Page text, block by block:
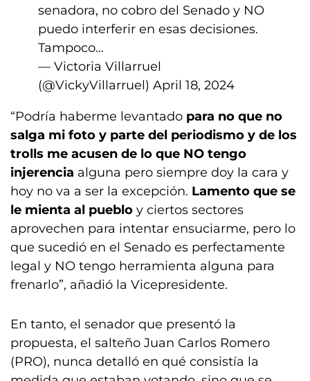
senadora, no cobro del Senado y NO
puedo interferir en esas decisiones.
Tampoco…
— Victoria Villarruel
(@VickyVillarruel) April 18, 2024
“Podría haberme levantado para no que no
salga mi foto y parte del periodismo y de los
trolls me acusen de lo que NO tengo
injerencia alguna pero siempre doy la cara y
hoy no va a ser la excepción. Lamento que se
le mienta al pueblo y ciertos sectores
aprovechen para intentar ensuciarme, pero lo
que sucedió en el Senado es perfectamente
legal y NO tengo herramienta alguna para
frenarlo”, añadió la Vicepresidente.
En tanto, el senador que presentó la
propuesta, el salteño Juan Carlos Romero
(PRO), nunca detalló en qué consistía la